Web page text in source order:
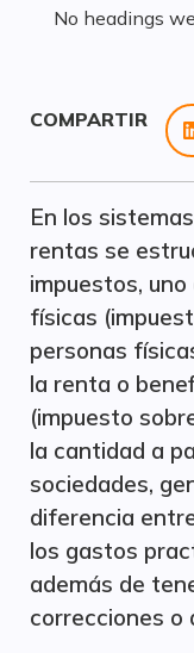
COMPARTIR
En los
rentas se
impuestos,
físicas
personas
la renta o
(impuesto
la cantidad a
sociedades,
diferencia
los gastos
además de
correcciones o
No headings